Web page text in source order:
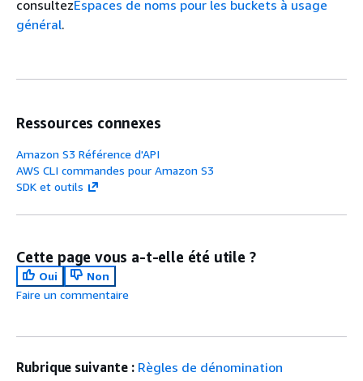
consultezEspaces de noms pour les buckets à usage
général.
Ressources connexes
Amazon S3 Référence d'API
AWS CLI commandes pour Amazon S3
SDK et outils
Cette page vous a-t-elle été utile ?
Oui
Non
Faire un commentaire
Rubrique suivante : Règles de dénomination